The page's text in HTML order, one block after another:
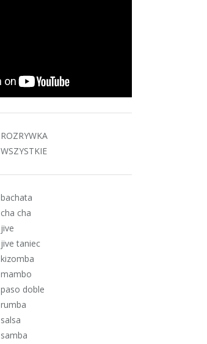
ROZRYWKA
WSZYSTKIE
bachata
cha cha
jive
jive taniec
kizomba
mambo
paso doble
rumba
salsa
samba